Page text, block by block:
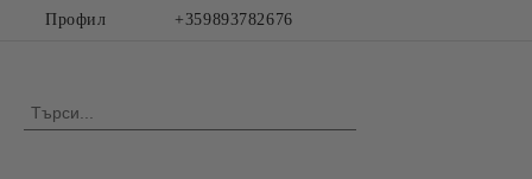
Профил +359893782676